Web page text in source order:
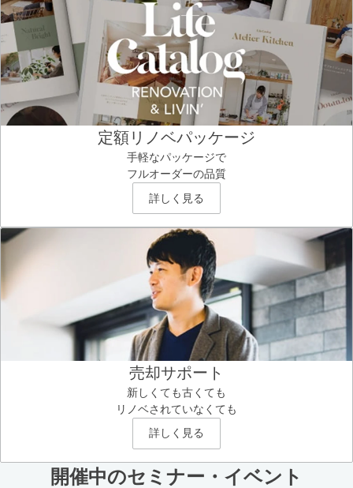
定額リノベパッケージ
手軽なパッケージで
フルオーダーの品質
詳しく見る
売却サポート
新しくても古くても
リノベされていなくても
詳しく見る
開催中のセミナー・イベント